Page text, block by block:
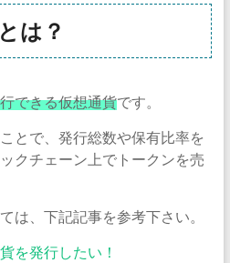
は？
できる仮想通貨です。
とで、発行総数や保有比率を
クチェーン上でトークンを売
は、下記記事を参考下さい。
を発行したい！